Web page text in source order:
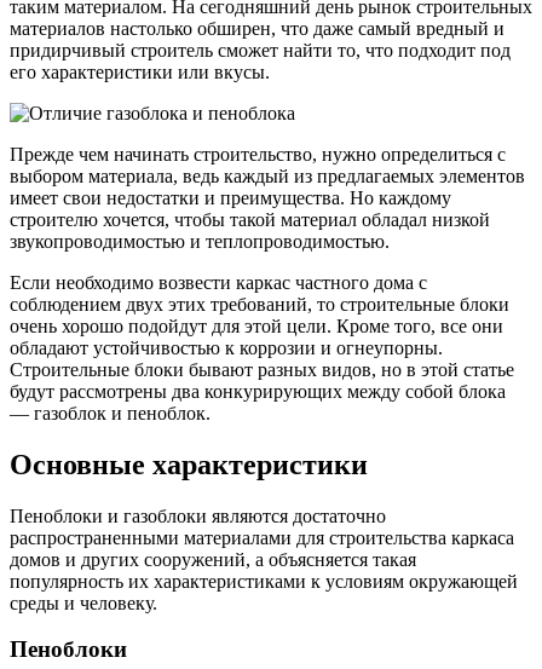
таким материалом. На сегодняшний день рынок строительных
материалов настолько обширен, что даже самый вредный и
придирчивый строитель сможет найти то, что подходит под
его характеристики или вкусы.
Прежде чем начинать строительство, нужно определиться с
выбором материала, ведь каждый из предлагаемых элементов
имеет свои недостатки и преимущества. Но каждому
строителю хочется, чтобы такой материал обладал низкой
звукопроводимостью и теплопроводимостью.
Если необходимо возвести каркас частного дома с
соблюдением двух этих требований, то строительные блоки
очень хорошо подойдут для этой цели. Кроме того, все они
обладают устойчивостью к коррозии и огнеупорны.
Строительные блоки бывают разных видов, но в этой статье
будут рассмотрены два конкурирующих между собой блока
— газоблок и пеноблок.
Основные характеристики
Пеноблоки и газоблоки являются достаточно
распространенными материалами для строительства каркаса
домов и других сооружений, а объясняется такая
популярность их характеристиками к условиям окружающей
среды и человеку.
Пеноблоки